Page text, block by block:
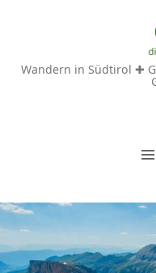
Wandern in Südtirol ✚
e
n
U
I
N